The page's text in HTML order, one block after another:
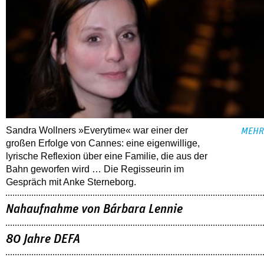
Sandra Wollners »Everytime« war einer der
großen Erfolge von Cannes: eine eigenwillige,
lyrische Reflexion über eine ­Familie, die aus der
Bahn geworfen wird … Die Regisseurin im
Gespräch mit Anke Sterneborg.
MEHR
Nahaufnahme von Bárbara Lennie
80 Jahre DEFA